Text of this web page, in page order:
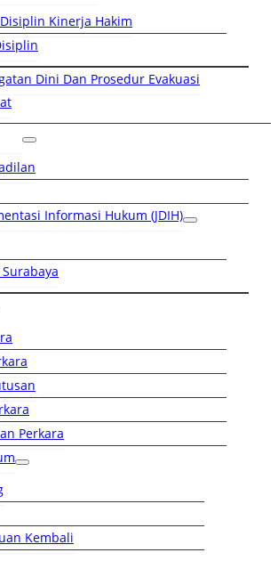
Kinerja Hakim
Dini Dan Prosedur Evakuasi
Informasi Hukum (JDIH)
Perkara
Kembali